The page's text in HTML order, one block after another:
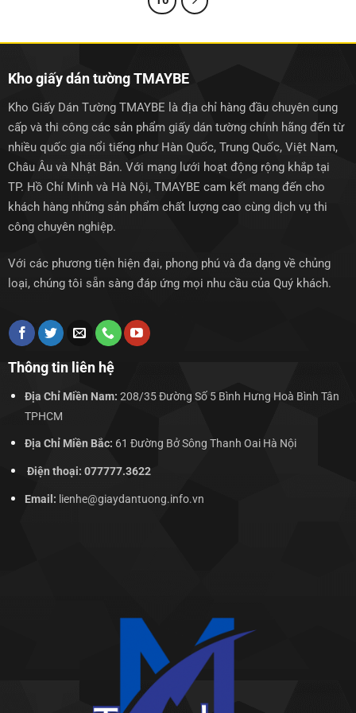
Kho giấy dán tường TMAYBE
Kho Giấy Dán Tường TMAYBE là địa chỉ hàng đầu chuyên cung
cấp và thi công các sản phẩm giấy dán tường chính hãng đến từ
nhiều quốc gia nổi tiếng như Hàn Quốc, Trung Quốc, Việt Nam,
Châu Âu và Nhật Bản. Với mạng lưới hoạt động rộng khắp tại
TP. Hồ Chí Minh và Hà Nội, TMAYBE cam kết mang đến cho
khách hàng những sản phẩm chất lượng cao cùng dịch vụ thi
công chuyên nghiệp.
Với các phương tiện hiện đại, phong phú và đa dạng về chủng
loại, chúng tôi sẵn sàng đáp ứng mọi nhu cầu của Quý khách.
Thông tin liên hệ
Địa Chỉ Miền Nam: 208/35 Đường Số 5 Bình Hưng Hoà Bình Tân
TPHCM
Địa Chỉ Miền Bắc: 61 Đường Bở Sông Thanh Oai Hà Nội
Điện thoại: 077777.3622
Email: lienhe@giaydantuong.info.vn